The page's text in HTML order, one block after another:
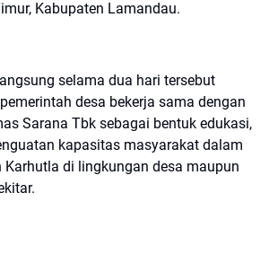
Kabupaten Lamandau.
selama dua hari tersebut
desa bekerja sama dengan
Sarana Tbk sebagai bentuk edukasi,
kapasitas masyarakat dalam
Karhutla di lingkungan desa maupun